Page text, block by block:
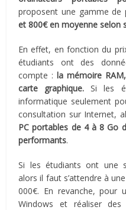
proposent une gamme de
et 800€ en moyenne selon
En effet, en fonction du
étudiants ont des
compte :la mémoire
carte graphique. Si les
informatique seulement
consultation sur Internet,
PC portables de 4 à 8 Go
performants.
Si les étudiants ont une
alors il faut s’attendre à
000€. En revanche, pour
Windows et réaliser